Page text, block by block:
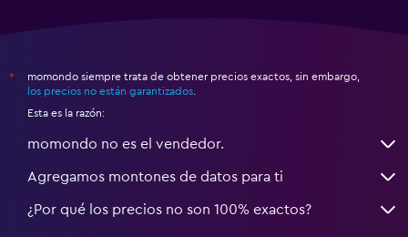
*
momondo siempre trata de obtener precios exactos, sin embargo,
los precios no están garantizados
Esta es la razón:
momondo no es el vendedor.
Agregamos montones de datos para ti
¿Por qué los precios no son 100% exactos?